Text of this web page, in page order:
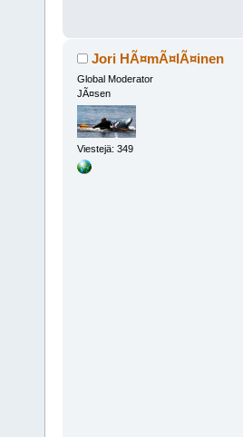
Jori HÃ¤mÃ¤lÃ¤inen
Global Moderator
JÃ¤sen
Viestejä: 349